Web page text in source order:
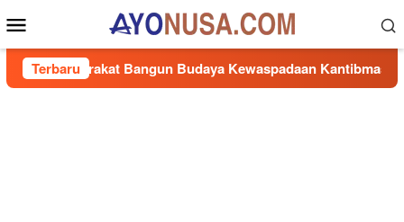
ke
kontenMobile
Terbaru
Bangun Budaya Kewaspadaan Kantibmas di Lingkungan